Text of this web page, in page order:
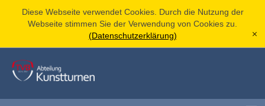
Diese Webseite verwendet Cookies. Durch die Nutzung der
Webseite stimmen Sie der Verwendung von Cookies zu.
(Datenschutzerklärung)
[x]